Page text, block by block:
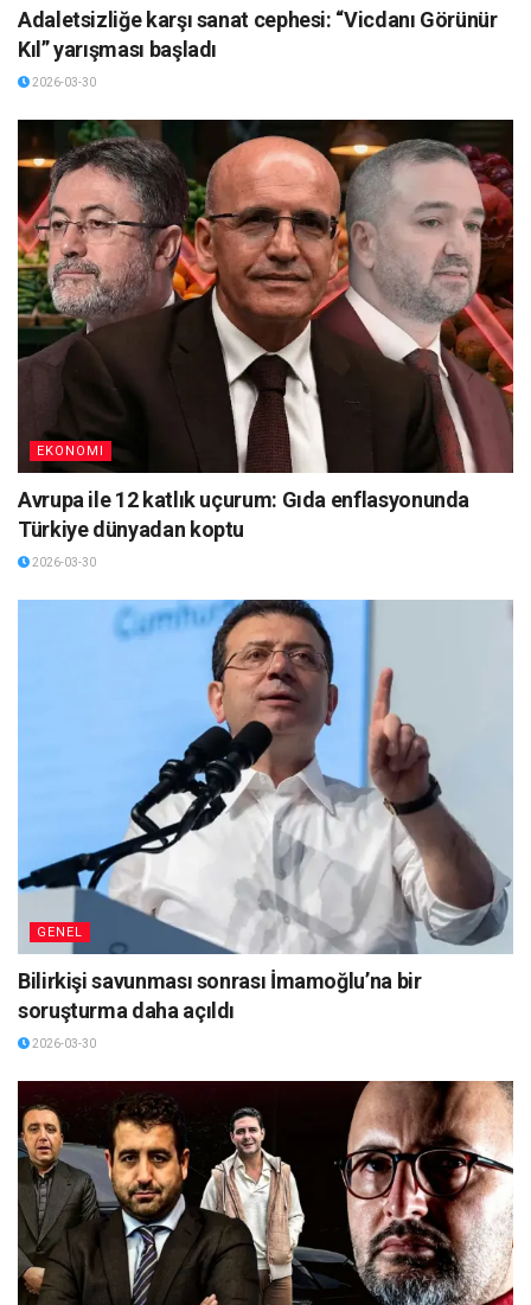
Adaletsizliğe karşı sanat cephesi: “Vicdanı Görünür
Kıl” yarışması başladı
2026-03-30
EKONOMI
Avrupa ile 12 katlık uçurum: Gıda enflasyonunda
Türkiye dünyadan koptu
2026-03-30
GENEL
Bilirkişi savunması sonrası İmamoğlu’na bir
soruşturma daha açıldı
2026-03-30